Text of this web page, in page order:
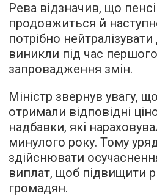
Рева відзначив, що
продовжиться й
потрібно
виникли під час
запровадження змін.
Міністр звернув увагу,
отримали відповідні
надбавки, які
минулого року. Тому
здійснювати
виплат, щоб підвищити
громадян.